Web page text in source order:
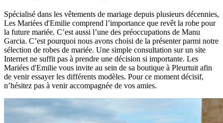
Spécialisé dans les vêtements de mariage depuis plusieurs décennies,
Les Mariées d'Emilie comprend l’importance que revêt la robe pour
la future mariée. C’est aussi l’une des préoccupations de Manu
Garcia. C’est pourquoi nous avons choisi de la présenter parmi notre
sélection de robes de mariée. Une simple consultation sur un site
Internet ne suffit pas à prendre une décision si importante. Les
Mariées d'Emilie vous invite au sein de sa boutique à Pleurtuit afin
de venir essayer les différents modèles. Pour ce moment décisif,
n’hésitez pas à venir accompagnée de vos amies.